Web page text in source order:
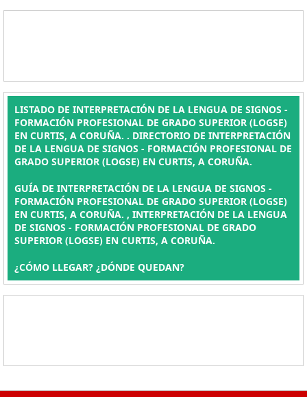
LISTADO DE INTERPRETACIÓN DE LA LENGUA DE SIGNOS -
FORMACIÓN PROFESIONAL DE GRADO SUPERIOR (LOGSE)
EN CURTIS, A CORUÑA. . DIRECTORIO DE INTERPRETACIÓN
DE LA LENGUA DE SIGNOS - FORMACIÓN PROFESIONAL DE
GRADO SUPERIOR (LOGSE) EN CURTIS, A CORUÑA.
GUÍA DE INTERPRETACIÓN DE LA LENGUA DE SIGNOS -
FORMACIÓN PROFESIONAL DE GRADO SUPERIOR (LOGSE)
EN CURTIS, A CORUÑA. , INTERPRETACIÓN DE LA LENGUA
DE SIGNOS - FORMACIÓN PROFESIONAL DE GRADO
SUPERIOR (LOGSE) EN CURTIS, A CORUÑA.
¿CÓMO LLEGAR? ¿DÓNDE QUEDAN?